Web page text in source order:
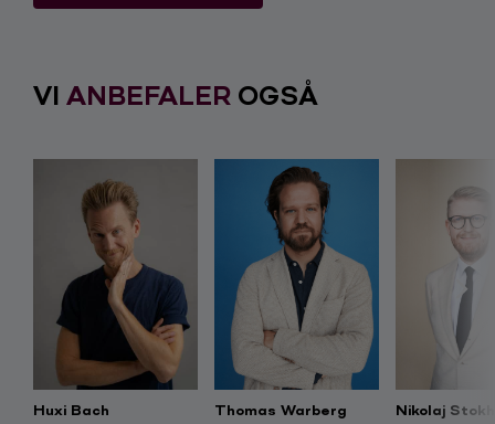
Forespørgsels-skemaet.
VI ANBEFALER OGSÅ
Huxi Bach Thomas Warberg Nikolaj